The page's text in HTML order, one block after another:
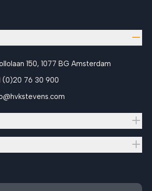
150, 1077 BG Amsterdam
(0)20 76 30 900